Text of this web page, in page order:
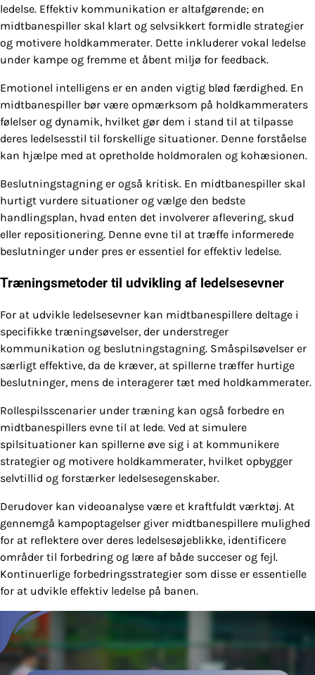
ledelse. Effektiv kommunikation er altafgørende; en
midtbanespiller skal klart og selvsikkert formidle strategier
og motivere holdkammerater. Dette inkluderer vokal ledelse
under kampe og fremme et åbent miljø for feedback.
Emotionel intelligens er en anden vigtig blød færdighed. En
midtbanespiller bør være opmærksom på holdkammeraters
følelser og dynamik, hvilket gør dem i stand til at tilpasse
deres ledelsesstil til forskellige situationer. Denne forståelse
kan hjælpe med at opretholde holdmoralen og kohæsionen.
Beslutningstagning er også kritisk. En midtbanespiller skal
hurtigt vurdere situationer og vælge den bedste
handlingsplan, hvad enten det involverer aflevering, skud
eller repositionering. Denne evne til at træffe informerede
beslutninger under pres er essentiel for effektiv ledelse.
Træningsmetoder til udvikling af ledelsesevner
For at udvikle ledelsesevner kan midtbanespillere deltage i
specifikke træningsøvelser, der understreger
kommunikation og beslutningstagning. Småspilsøvelser er
særligt effektive, da de kræver, at spillerne træffer hurtige
beslutninger, mens de interagerer tæt med holdkammerater.
Rollespilsscenarier under træning kan også forbedre en
midtbanespillers evne til at lede. Ved at simulere
spilsituationer kan spillerne øve sig i at kommunikere
strategier og motivere holdkammerater, hvilket opbygger
selvtillid og forstærker ledelsesegenskaber.
Derudover kan videoanalyse være et kraftfuldt værktøj. At
gennemgå kampoptagelser giver midtbanespillere mulighed
for at reflektere over deres ledelsesøjeblikke, identificere
områder til forbedring og lære af både succeser og fejl.
Kontinuerlige forbedringsstrategier som disse er essentielle
for at udvikle effektiv ledelse på banen.